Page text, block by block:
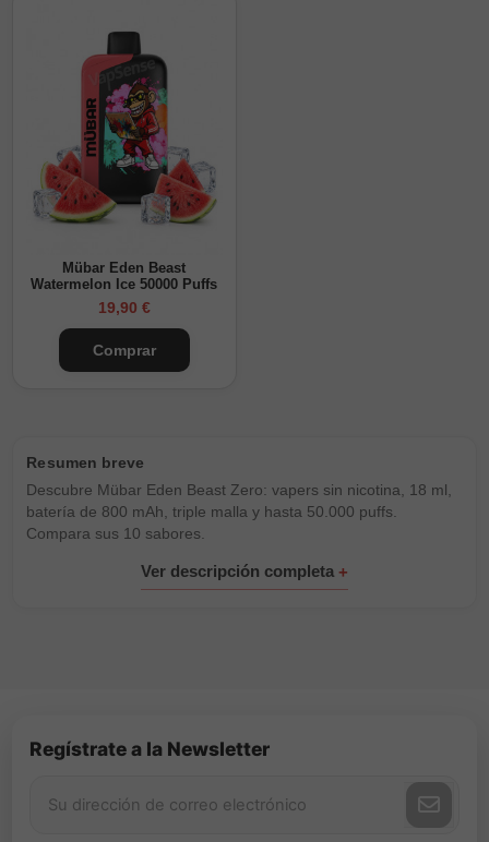
Mübar Eden Beast
Watermelon Ice 50000 Puffs
19,90 €
Comprar
Descubre Mübar Eden Beast Zero: vapers sin nicotina, 18 ml,
batería de 800 mAh, triple malla y hasta 50.000 puffs.
Compara sus 10 sabores.
Regístrate a la Newsletter